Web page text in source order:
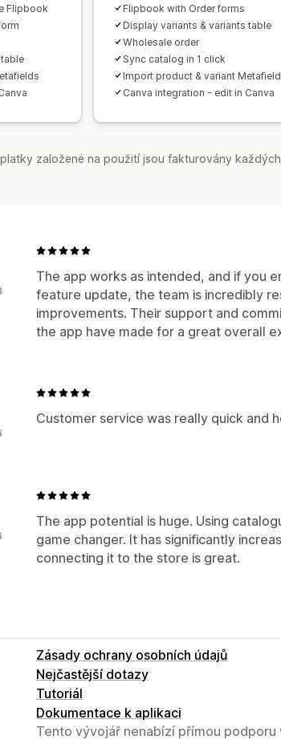
Flipbook
Flipbook with Order forms
Display variants & variants table
Wholesale order
Sync catalog in 1 click
Import product & variant
Canva integration - edit in Canva
založené na použití jsou fakturovány
The app works as intended, and if you
feature update, the team is incredibly
improvements. Their support and
the app have made for a great overall
Customer service was really quick and
The app potential is huge. Using
game changer. It has significantly
connecting it to the store is great.
Zásady ochrany osobních údajů
Nejčastější dotazy
Tutoriál
Dokumentace k aplikaci
Tento vývojář nenabízí přímou podporu